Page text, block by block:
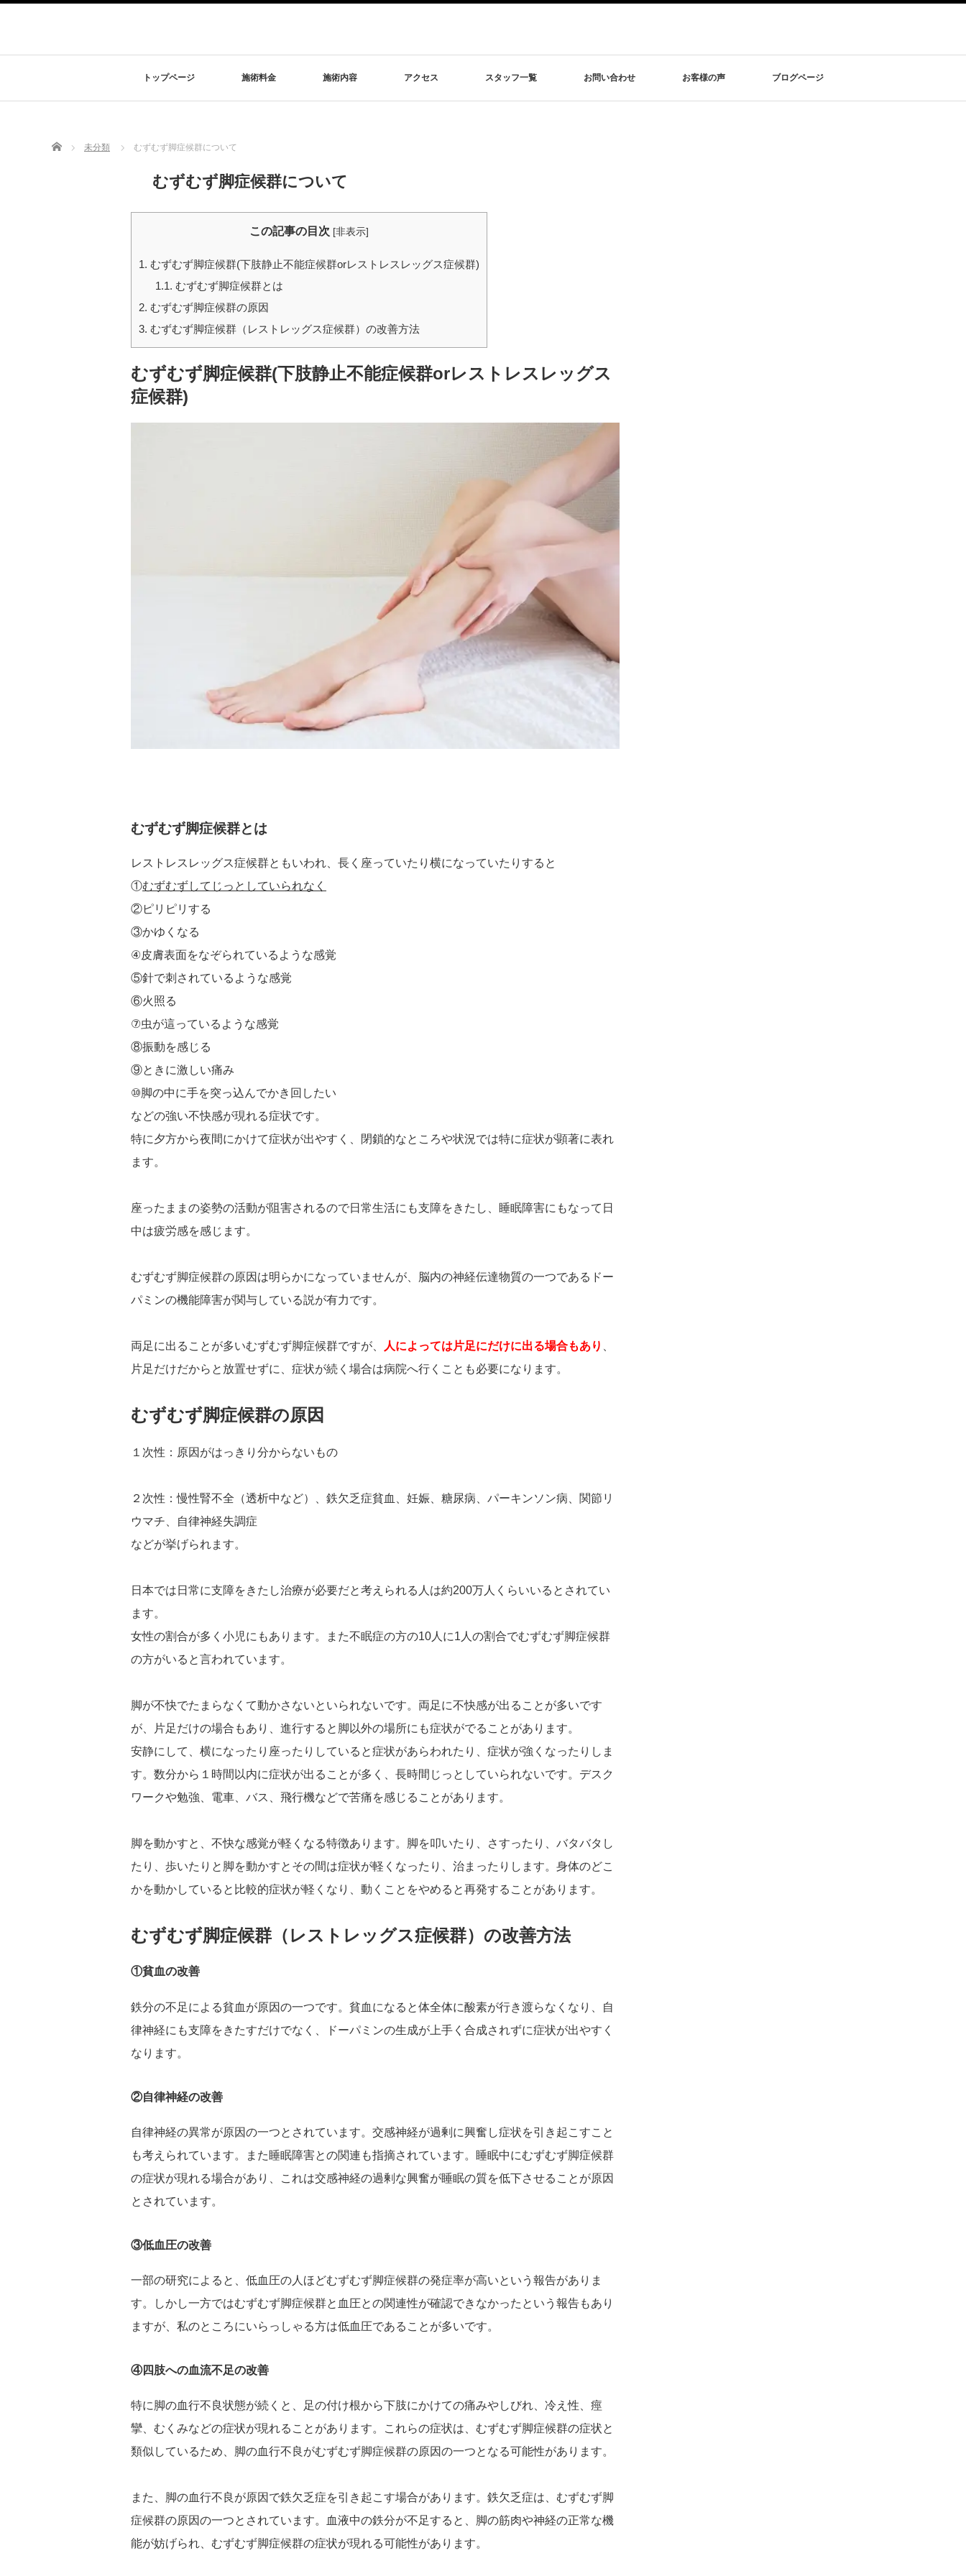
トップページ 施術料金 施術内容 アクセス スタッフ一覧 お問い合わせ お客様の声 ブログページ
Home 未分類 むずむず脚症候群について
むずむず脚症候群について
この記事の目次 [非表示]
1. むずむず脚症候群(下肢静止不能症候群orレストレスレッグス症候群)
1.1. むずむず脚症候群とは
2. むずむず脚症候群の原因
3. むずむず脚症候群（レストレッグス症候群）の改善方法
むずむず脚症候群(下肢静止不能症候群orレストレスレッグス
症候群)
むずむず脚症候群とは
レストレスレッグス症候群ともいわれ、長く座っていたり横になっていたりすると
①むずむずしてじっとしていられなく
②ピリピリする
③かゆくなる
④皮膚表面をなぞられているような感覚
⑤針で刺されているような感覚
⑥火照る
⑦虫が這っているような感覚
⑧振動を感じる
⑨ときに激しい痛み
⑩脚の中に手を突っ込んでかき回したい
などの強い不快感が現れる症状です。
特に夕方から夜間にかけて症状が出やすく、閉鎖的なところや状況では特に症状が顕著に表れ
ます。
座ったままの姿勢の活動が阻害されるので日常生活にも支障をきたし、睡眠障害にもなって日
中は疲労感を感じます。
むずむず脚症候群の原因は明らかになっていませんが、脳内の神経伝達物質の一つであるドー
パミンの機能障害が関与している説が有力です。
両足に出ることが多いむずむず脚症候群ですが、 人によっては片足にだけに出る場合もあり
片足だけだからと放置せずに、症状が続く場合は病院へ行くことも必要になります。
むずむず脚症候群の原因
１次性：原因がはっきり分からないもの
２次性：慢性腎不全（透析中など）、鉄欠乏症貧血、妊娠、糖尿病、パーキンソン病、関節リ
ウマチ、自律神経失調症
などが挙げられます。
日本では日常に支障をきたし治療が必要だと考えられる人は約200万人くらいいるとされてい
ます。
女性の割合が多く小児にもあります。また不眠症の方の10人に1人の割合でむずむず脚症候群
の方がいると言われています。
脚が不快でたまらなくて動かさないといられないです。両足に不快感が出ることが多いです
が、片足だけの場合もあり、進行すると脚以外の場所にも症状がでることがあります。
安静にして、横になったり座ったりしていると症状があらわれたり、症状が強くなったりしま
す。数分から１時間以内に症状が出ることが多く、長時間じっとしていられないです。デスク
ワークや勉強、電車、バス、飛行機などで苦痛を感じることがあります。
脚を動かすと、不快な感覚が軽くなる特徴あります。脚を叩いたり、さすったり、バタバタし
たり、歩いたりと脚を動かすとその間は症状が軽くなったり、治まったりします。身体のどこ
かを動かしていると比較的症状が軽くなり、動くことをやめると再発することがあります。
むずむず脚症候群（レストレッグス症候群）の改善方法
①貧血の改善
鉄分の不足による貧血が原因の一つです。貧血になると体全体に酸素が行き渡らなくなり、自
律神経にも支障をきたすだけでなく、ドーパミンの生成が上手く合成されずに症状が出やすく
なります。
②自律神経の改善
自律神経の異常が原因の一つとされています。交感神経が過剰に興奮し症状を引き起こすこと
も考えられています。また睡眠障害との関連も指摘されています。睡眠中にむずむず脚症候群
の症状が現れる場合があり、これは交感神経の過剰な興奮が睡眠の質を低下させることが原因
とされています。
③低血圧の改善
一部の研究によると、低血圧の人ほどむずむず脚症候群の発症率が高いという報告がありま
す。しかし一方ではむずむず脚症候群と血圧との関連性が確認できなかったという報告もあり
ますが、私のところにいらっしゃる方は低血圧であることが多いです。
④四肢への血流不足の改善
特に脚の血行不良状態が続くと、足の付け根から下肢にかけての痛みやしびれ、冷え性、痙
攣、むくみなどの症状が現れることがあります。これらの症状は、むずむず脚症候群の症状と
類似しているため、脚の血行不良がむずむず脚症候群の原因の一つとなる可能性があります。
また、脚の血行不良が原因で鉄欠乏症を引き起こす場合があります。鉄欠乏症は、むずむず脚
症候群の原因の一つとされています。血液中の鉄分が不足すると、脚の筋肉や神経の正常な機
能が妨げられ、むずむず脚症候群の症状が現れる可能性があります。